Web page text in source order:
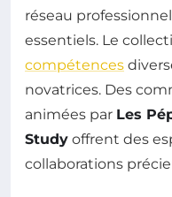
réseau
essentiels. Le
compétences
novatrices. Des
animées par Les
Study offrent des
collaborations